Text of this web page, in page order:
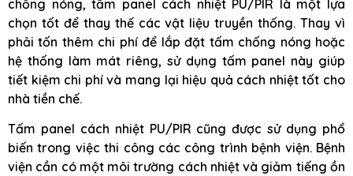
chống nóng, tấm panel cách nhiệt PU/PIR là một lựa
chọn tốt để thay thế các vật liệu truyền thống. Thay vì
phải tốn thêm chi phí để lắp đặt tấm chống nóng hoặc
hệ thống làm mát riêng, sử dụng tấm panel này giúp
tiết kiệm chi phí và mang lại hiệu quả cách nhiệt tốt cho
nhà tiền chế.
Tấm panel cách nhiệt PU/PIR cũng được sử dụng phổ
biến trong việc thi công các công trình bệnh viện. Bệnh
viện cần có một môi trường cách nhiệt và giảm tiếng ồn